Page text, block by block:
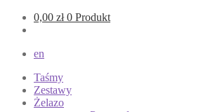
0,00 zł 0 Produkt
en
Taśmy
Zestawy
Żelazo